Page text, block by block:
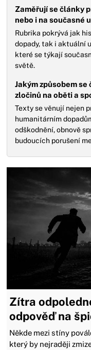
Zaměřují se články
nebo i na současné
Rubrika pokrývá jak
dopady, tak i aktuální
které se týkají
světě.
Jakým způsobem
zločinů na oběti a
Texty se věnují nejen
humanitárním
odškodnění, obnově
budoucích porušení
Zítra
odpověď na
Někde mezi stíny
který by nejraději